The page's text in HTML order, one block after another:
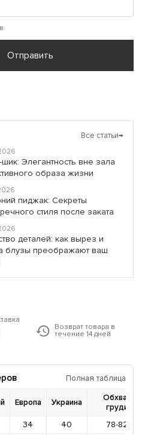
Отправить
Все статьи→
Элегантность вне зала
образа жизни
пиджак: Секреты
стиля после заката
деталей: как вырез и
блузы преображают ваш
Возврат товара в
течение 14 дней
Полная таблица
Европа Украина
Обхват
груди
34 40
78-82